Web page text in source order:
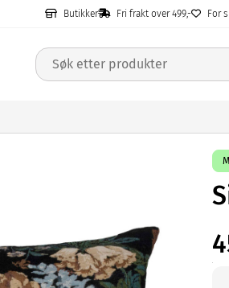
Butikker Fri frakt over 499,- For